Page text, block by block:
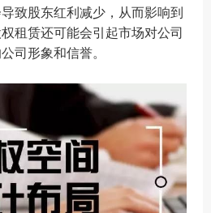
致股东红利减少，从而影响到
租赁还可能会引起市场对公司
司形象和信誉。